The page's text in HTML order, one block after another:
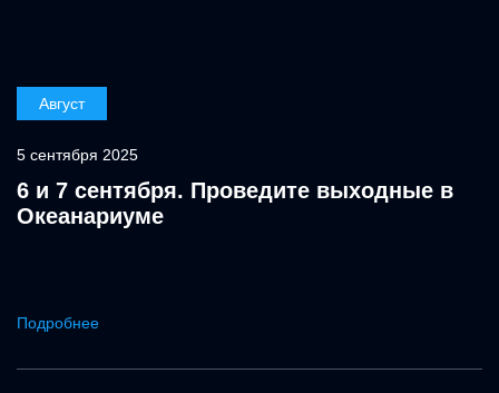
Август
5 сентября 2025
6 и 7 сентября. Проведите выходные в
Океанариуме
Подробнее